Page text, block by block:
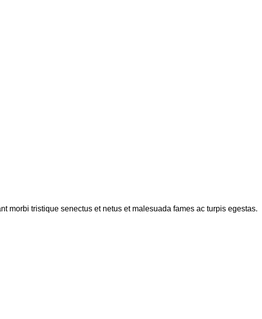
morbi tristique senectus et netus et malesuada fames ac turpis egestas.